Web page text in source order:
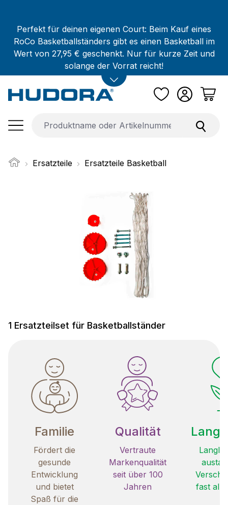
Perfekt für deinen eigenen Court: Beim Kauf eines
RoCo Basketballständers gibt es einen Basketball im
Wert von 27,95 € geschenkt. Nur für kurze Zeit und
solange der Vorrat reicht!
Ersatzteile Ersatzteile Basketball
1 Ersatzteilset für Basketballständer
Familie
Fördert die
gesunde
Entwicklung
und bietet
Spaß für die
Qualität
Vertraute
Markenqualität
seit über 100
Jahren
fast